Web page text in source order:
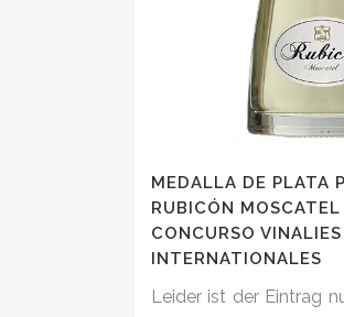
MEDALLA DE PLATA
RUBICÓN
CONCURSO VINALIES
INTERNATIONALES
Leider ist der Eintrag